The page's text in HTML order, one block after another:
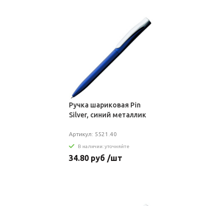
Ручка шариковая Pin
Silver, синий металлик
Артикул: 5521.40
В наличии: уточняйте
34.80 руб /шт